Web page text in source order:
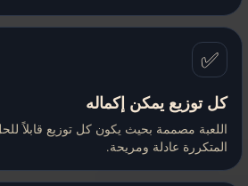
✅
كل توزيع يمكن إكماله
اللعبة مصممة بحيث يكون كل توزيع قابلاً
المتكررة عادلة ومريحة.